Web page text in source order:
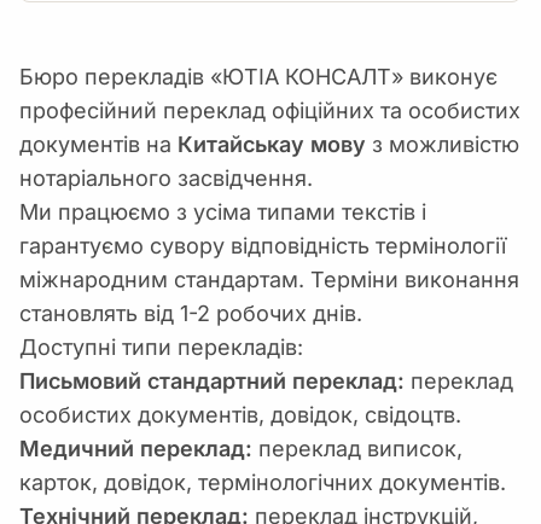
Бюро перекладів «ЮТІА КОНСАЛТ» виконує
професійний переклад офіційних та особистих
документів на Китайськау мову з можливістю
нотаріального засвідчення.
Ми працюємо з усіма типами текстів і
гарантуємо сувору відповідність термінології
міжнародним стандартам. Терміни виконання
становлять від 1-2 робочих днів.
Доступні типи перекладів:
Письмовий стандартний переклад: переклад
особистих документів, довідок, свідоцтв.
Медичний переклад: переклад виписок,
карток, довідок, термінологічних документів.
Технічний переклад: переклад інструкцій,